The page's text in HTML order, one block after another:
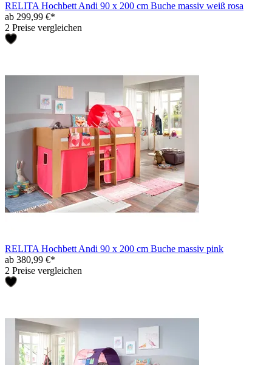
RELITA Hochbett Andi 90 x 200 cm Buche massiv weiß rosa
ab 299,99 €*
2 Preise vergleichen
RELITA Hochbett Andi 90 x 200 cm Buche massiv pink
ab 380,99 €*
2 Preise vergleichen